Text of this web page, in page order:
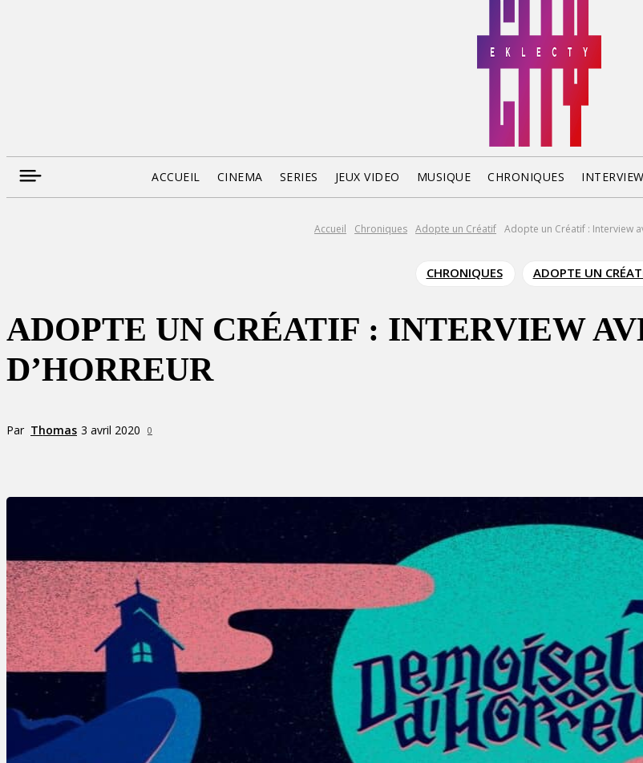
ACCUEIL CINEMA SERIES JEUX VIDEO MUSIQUE CHRONIQUES
Accueil Chroniques Adopte un Créatif Adopte un Créatif : Interview
CHRONIQUES ADOPTE UN
ADOPTE UN CRÉATIF : INTERVIEW
D’HORREUR
Par Thomas 3 avril 2020 0